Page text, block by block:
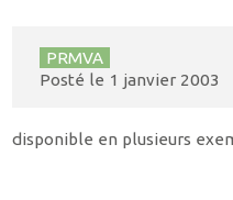
PRMVA
Posté le 1 janvier 2003
disponible en plusieurs